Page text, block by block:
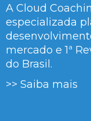
A Cloud
especializada
mercado e 1ª
do Brasil.
>> Saiba mais